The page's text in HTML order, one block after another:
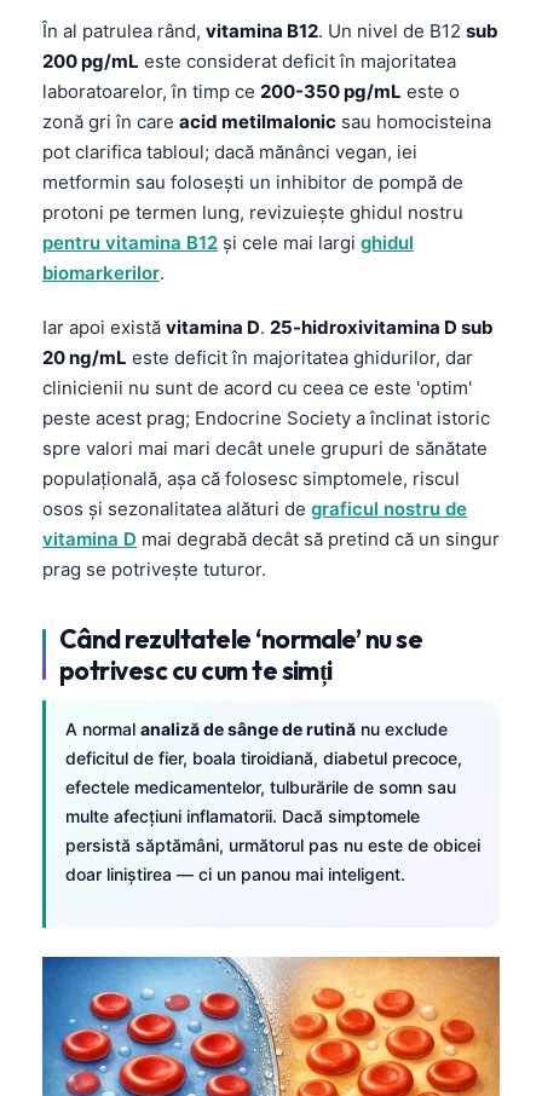
În al patrulea rând, vitamina B12. Un nivel de B12 sub
200 pg/mL este considerat deficit în majoritatea
laboratoarelor, în timp ce 200-350 pg/mL este o
zonă gri în care acid metilmalonic sau homocisteina
pot clarifica tabloul; dacă mănânci vegan, iei
metformin sau folosești un inhibitor de pompă de
protoni pe termen lung, revizuiește ghidul nostru
pentru vitamina B12 și cele mai largi ghidul
biomarkerilor.
Iar apoi există vitamina D. 25-hidroxivitamina D sub
20 ng/mL este deficit în majoritatea ghidurilor, dar
clinicienii nu sunt de acord cu ceea ce este 'optim'
peste acest prag; Endocrine Society a înclinat istoric
spre valori mai mari decât unele grupuri de sănătate
populațională, așa că folosesc simptomele, riscul
osos și sezonalitatea alături de graficul nostru de
vitamina D mai degrabă decât să pretind că un singur
prag se potrivește tuturor.
Când rezultatele ‘normale’ nu se
potrivesc cu cum te simți
A normal analiză de sânge de rutină nu exclude
deficitul de fier, boala tiroidiană, diabetul precoce,
efectele medicamentelor, tulburările de somn sau
multe afecțiuni inflamatorii. Dacă simptomele
persistă săptămâni, următorul pas nu este de obicei
doar liniștirea — ci un panou mai inteligent.
Ślōnskŏ gŏdka
Norsk bokmål